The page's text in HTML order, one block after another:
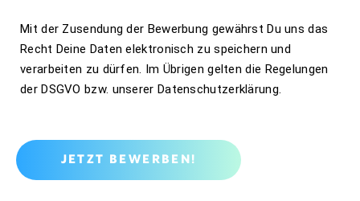
Mit der Zusendung der Bewerbung gewährst Du uns das
Recht Deine Daten elektronisch zu speichern und
verarbeiten zu dürfen. Im Übrigen gelten die Regelungen
der DSGVO bzw. unserer Datenschutzerklärung.
JETZT BEWERBEN!